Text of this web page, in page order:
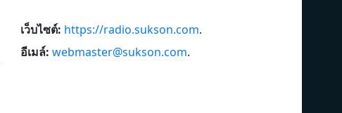
เว็บไซต์: https://radio.sukson.com.
อีเมล์: webmaster@sukson.com.